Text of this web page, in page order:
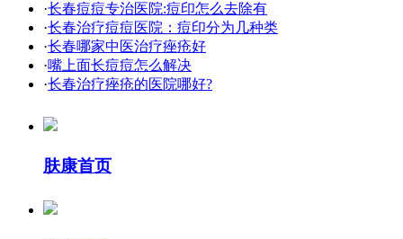
·长春痘痘专治医院:痘印怎么去除有
·长春治疗痘痘医院：痘印分为几种类
·长春哪家中医治疗痤疮好
·嘴上面长痘痘怎么解决
·长春治疗痤疮的医院哪好?
肤康首页